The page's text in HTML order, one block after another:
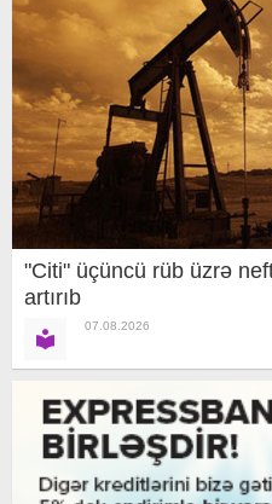
"Citi" üçüncü rüb üzrə
artırıb
07.08.2026